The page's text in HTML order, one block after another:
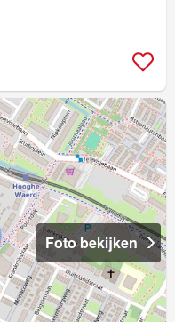
Foto bekijken